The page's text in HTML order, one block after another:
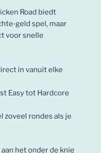
Road biedt
spel, maar
voor snelle
in vanuit elke
Easy tot Hardcore
zoveel rondes als je
het onder de knie